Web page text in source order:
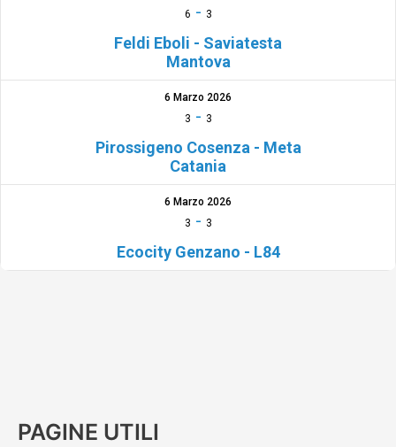
6 - 3
Feldi Eboli - Saviatesta
Mantova
6 Marzo 2026
3 - 3
Pirossigeno Cosenza - Meta
Catania
6 Marzo 2026
3 - 3
Ecocity Genzano - L84
PAGINE UTILI